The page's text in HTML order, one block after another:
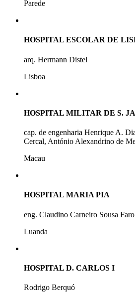
Parede
HOSPITAL ESCOLAR DE
arq. Hermann Distel
Lisboa
HOSPITAL MILITAR DE S.
cap. de engenharia Henrique A.
Cercal, António Alexandrino de
Macau
HOSPITAL MARIA PIA
eng. Claudino Carneiro Sousa Faro
Luanda
HOSPITAL D. CARLOS I
Rodrigo Berquó